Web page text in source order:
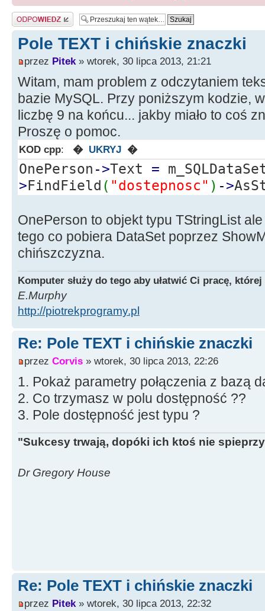
Odpowiedz
Pole TEXT i chińskie znaczki
przez Pitek » wtorek, 30 lipca 2013, 21:21
Witam, mam problem z odczytaniem
bazie MySQL. Przy poniższym kodzie,
liczbę 9 na końcu... jakby miało to coś
Proszę o pomoc.
KOD cpp: � UKRYJ �
OnePerson ->Text =
>FindField ( "dostepnosc" ) ->
OnePerson to objekt typu TStringList
tego co pobiera DataSet poprzez
chińszczyzna.
Komputer służy do tego aby ułatwić Ci pracę,
E.Murphy
http://piotrekprogramy.pl
Re: Pole TEXT i chińskie znaczki
przez Corvis » wtorek, 30 lipca 2013, 22:26
1. Pokaż parametry połączenia z bazą
2. Co trzymasz w polu dostępność ??
3. Pole dostępność jest typu ?
"Sukcesy trwają, dopóki ich ktoś nie
Dr Gregory House
Re: Pole TEXT i chińskie znaczki
przez Pitek » wtorek, 30 lipca 2013, 22:32